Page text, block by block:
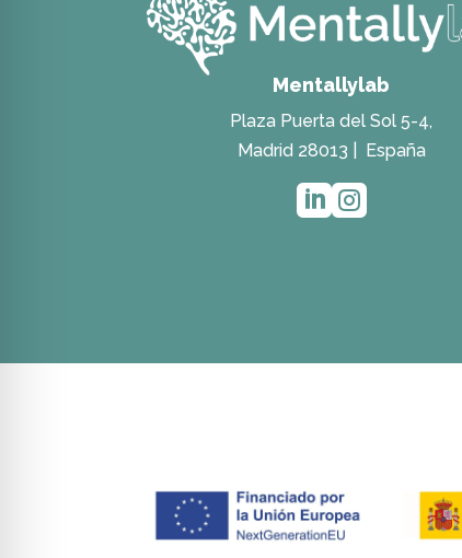
Mentallylab
Plaza Puerta del Sol 5-4,
Madrid 28013 |
España
